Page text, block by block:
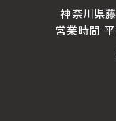
神奈川県
営業時間